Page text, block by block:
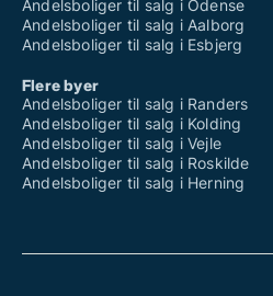
Andelsboliger til salg i Odense
Andelsboliger til salg i Aalborg
Andelsboliger til salg i Esbjerg
Flere byer
Andelsboliger til salg i Randers
Andelsboliger til salg i Kolding
Andelsboliger til salg i Vejle
Andelsboliger til salg i Roskilde
Andelsboliger til salg i Herning